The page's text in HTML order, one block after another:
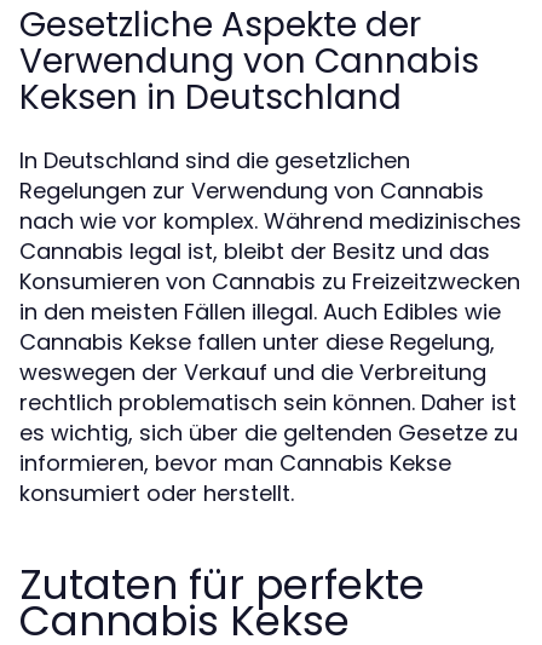
Gesetzliche Aspekte der
Verwendung von Cannabis
Keksen in Deutschland
In Deutschland sind die gesetzlichen
Regelungen zur Verwendung von Cannabis
nach wie vor komplex. Während medizinisches
Cannabis legal ist, bleibt der Besitz und das
Konsumieren von Cannabis zu Freizeitzwecken
in den meisten Fällen illegal. Auch Edibles wie
Cannabis Kekse fallen unter diese Regelung,
weswegen der Verkauf und die Verbreitung
rechtlich problematisch sein können. Daher ist
es wichtig, sich über die geltenden Gesetze zu
informieren, bevor man Cannabis Kekse
konsumiert oder herstellt.
Zutaten für perfekte
Cannabis Kekse